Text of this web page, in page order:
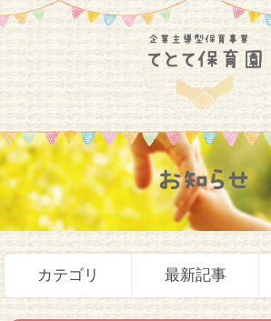
お知らせ
カテゴリ 最新記事